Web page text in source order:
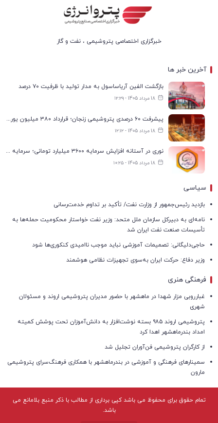
خبرگزاری اختصاصی پتروشیمی ، نفت و گاز
آخرین خبر ها
بازگشت الفین آریاساسول به مدار تولید با ظرفیت ۷۰ درصد
18 مرداد 1405 - ۱۲:۲۹
پیشرفت ۶۰ درصدی پتروشیمی زنجان؛ قرارداد ۳۸۰ میلیون یورویی با پیمانکاران منعقد شد
18 مرداد 1405 - ۱۲:۱۲
نوری در آستانه افزایش سرمایه ۳۶۰۰ میلیارد تومانی؛ سرمایه به ۹.۶ هزار میلیارد تومان می‌رسد
18 مرداد 1405 - ۱۰:۲۵
سیاسی
بازدید رئیس‌جمهور از وزارت نفت/ تأکید بر تداوم خدمت‌رسانی
نامه‌ای به دبیرکل سازمان ملل متحد: وزیر نفت خواستار محکومیت حمله‌ها به
تأسیسات صنعت نفت ایران شد
حاجی‌دلیگانی: تصمیمات آموزشی نباید موجب ناامیدی کنکوری‌ها شود
وزیر دفاع: حرکت ایران به‌سوی تجهیزات نظامی هوشمند
فرهنگی هنری
غبارروبی مزار شهدا در ماهشهر با حضور مدیران پتروشیمی اروند و مسئولان
شهری
پتروشیمی اروند ۹۸۵ بسته نوشت‌افزار به دانش‌آموزان تحت پوشش کمیته
امداد بندرماهشهر اهدا کرد
از کارگران پتروشیمی فن‌آوران تجلیل شد
سمینارهای فرهنگی و آموزشی در بندرماهشهر با همکاری فرهنگ‌سرای پتروشیمی
مارون
تمام حقوق برای محفوظ می باشد کپی برداری از مطالب با ذکر منبع بلامانع می
باشد.